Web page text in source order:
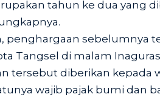
tahun ke dua yang
penghargaan sebelumnya
Tangsel di malam
tersebut diberikan kepada
wajib pajak bumi dan